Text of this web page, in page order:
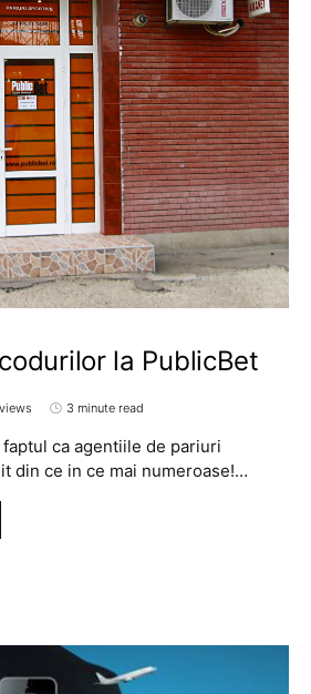
la PublicBet
3 minute read
ca agentiile de pariuri
din ce in ce mai numeroase!…